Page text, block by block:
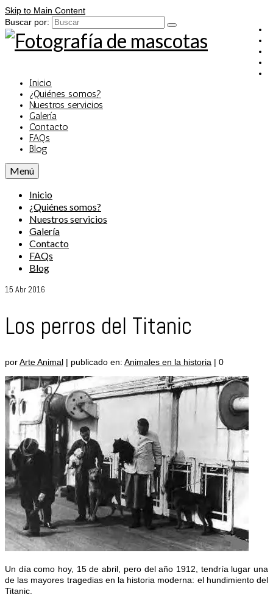
Skip to Main Content
Buscar por:
Inicio
¿Quiénes somos?
Nuestros servicios
Galería
Contacto
FAQs
Blog
Menú
Inicio
¿Quiénes somos?
Nuestros servicios
Galería
Contacto
FAQs
Blog
15 Abr 2016
Los perros del Titanic
porArte Animal | publicado en: Animales en la historia | 0
Un día como hoy, 15 de abril, pero del año 1912, tendría lugar una
de las mayores tragedias en la historia moderna: el hundimiento del
Titanic.